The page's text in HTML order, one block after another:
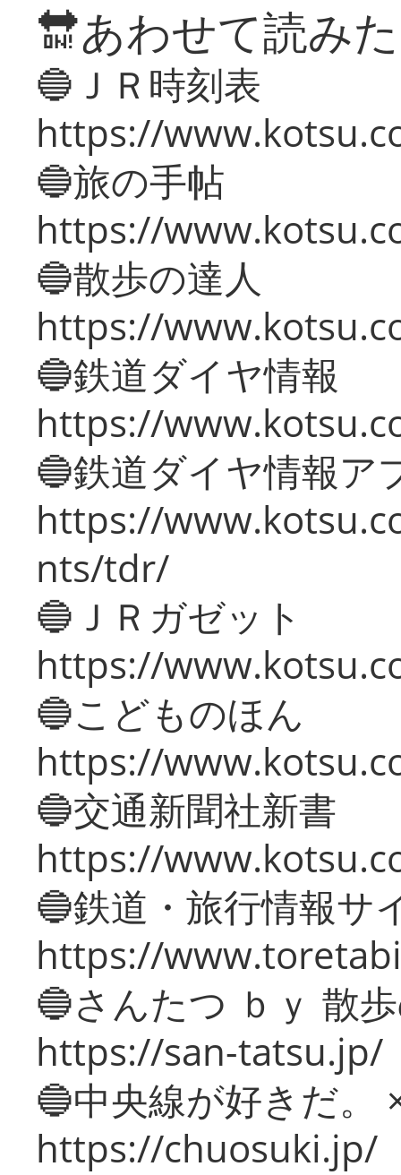
🔛あわせて読み
🔵ＪＲ時刻表
https://
🔵旅の手帖
https://
🔵散歩の達人
https://
🔵鉄道ダイヤ情報
https://
🔵鉄道ダイヤ情報ア
https://
nts/tdr/
🔵ＪＲガゼット
https://
🔵こどものほん
https://
🔵交通新聞社新書
https://
🔵鉄道・旅行情報サ
https://
🔵さんたつ ｂｙ 散
https://san-tatsu.jp/
🔵中央線が好きだ。
https://chuosuki.jp/